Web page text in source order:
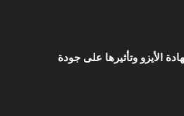
الأيزو وتأثيرها على جودة